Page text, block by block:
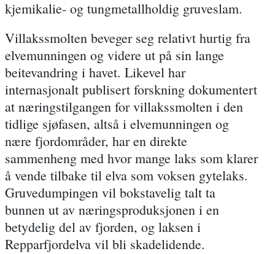
kjemikalie- og tungmetallholdig gruveslam.
Villakssmolten beveger seg relativt hurtig fra
elvemunningen og videre ut på sin lange
beitevandring i havet. Likevel har
internasjonalt publisert forskning dokumentert
at næringstilgangen for villakssmolten i den
tidlige sjøfasen, altså i elvemunningen og
nære fjordområder, har en direkte
sammenheng med hvor mange laks som klarer
å vende tilbake til elva som voksen gytelaks.
Gruvedumpingen vil bokstavelig talt ta
bunnen ut av næringsproduksjonen i en
betydelig del av fjorden, og laksen i
Repparfjordelva vil bli skadelidende.